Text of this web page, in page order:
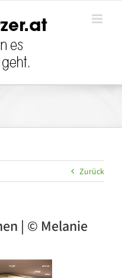
Zurück
| © Melanie